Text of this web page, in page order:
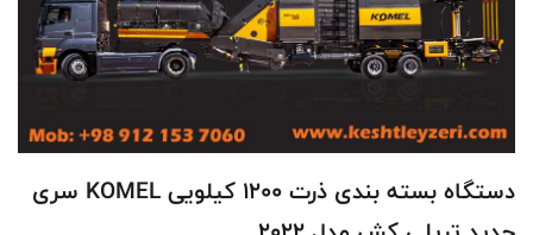
دستگاه بسته بندی ذرت 1200 کیلویی KOMEL سری